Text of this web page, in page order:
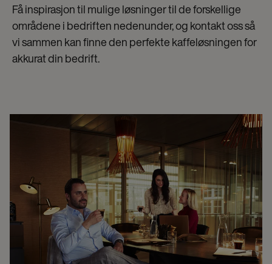
Få inspirasjon til mulige løsninger til de forskellige
områdene i bedriften nedenunder, og kontakt oss så
vi sammen kan finne den perfekte kaffeløsningen for
akkurat din bedrift.